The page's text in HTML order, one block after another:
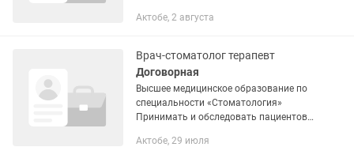
пациентов. Мы расширяем команду и
который работает...
Актобе, 2 августа
Врач-стоматолог терапевт
Договорная
Высшее медицинское образование по
специальности «Стоматология»
Принимать и обследовать пациентов
Актобе, 29 июля